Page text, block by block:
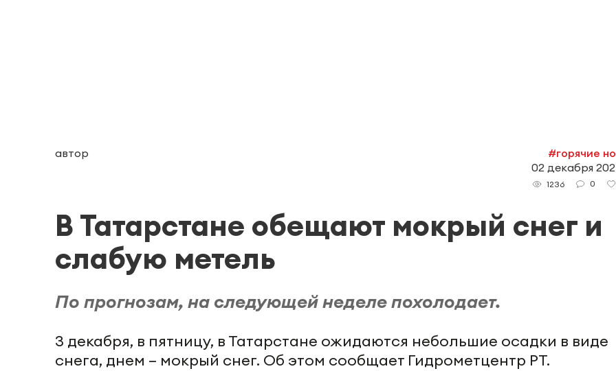
автор
#горячие
02 декабря
1236 0
В Татарстане обещают мокрый снег и
слабую метель
По прогнозам, на следующей неделе похолодает.
3 декабря, в пятницу, в Татарстане ожидаются небольшие осадки в виде
снега, днем – мокрый снег. Об этом сообщает Гидрометцентр РТ.